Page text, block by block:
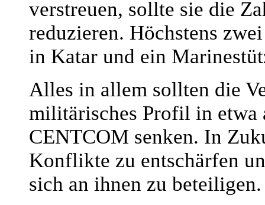
verstreuen, sollte sie die
reduzieren. Höchstens
in Katar und ein
Alles in allem sollten die
militärisches Profil in etwa
CENTCOM senken. In
Konflikte zu entschärfen
sich an ihnen zu beteiligen.